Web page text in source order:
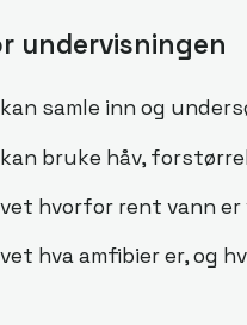
undervisningen
samle inn og
bruke håv,
hvorfor rent vann
hva amfibier er, og